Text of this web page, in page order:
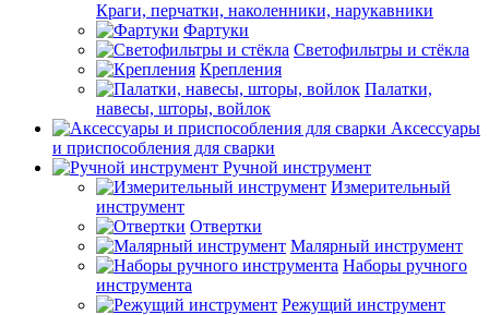
Краги, перчатки, наколенники, нарукавники
Фартуки
Светофильтры и стёкла
Крепления
Палатки,
навесы, шторы, войлок
Аксессуары
и приспособления для сварки
Ручной инструмент
Измерительный
инструмент
Отвертки
Малярный инструмент
Наборы ручного
инструмента
Режущий инструмент